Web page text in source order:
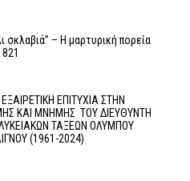
σκλαβιά” – Η μαρτυρική πορεία
ΕΠΙΤΥΧΙΑ ΣΤΗΝ
ΚΑΙ ΜΝΗΜΗΣ ΤΟΥ ΔΙΕΥΘΥΝΤΗ
ΤΑΞΕΩΝ ΟΛΥΜΠΟΥ
(1961-2024)